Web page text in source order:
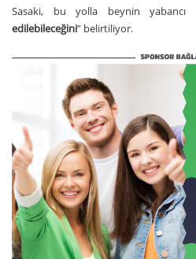
Sasaki, bu yolla beynin yabancı
edilebileceğini” belirtiliyor.